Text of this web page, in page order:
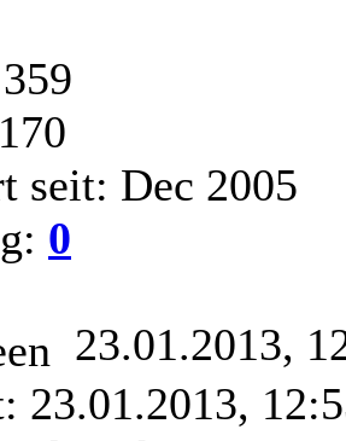
seit: Dec 2005
0
23.01.2013,
23.01.2013,